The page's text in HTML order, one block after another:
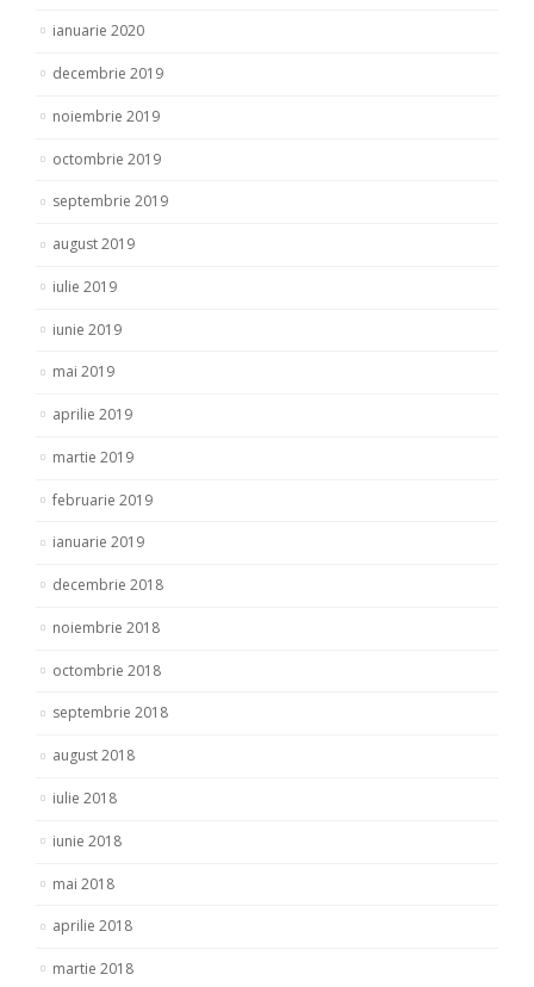
ianuarie 2020
decembrie 2019
noiembrie 2019
octombrie 2019
septembrie 2019
august 2019
iulie 2019
iunie 2019
mai 2019
aprilie 2019
martie 2019
februarie 2019
ianuarie 2019
decembrie 2018
noiembrie 2018
octombrie 2018
septembrie 2018
august 2018
iulie 2018
iunie 2018
mai 2018
aprilie 2018
martie 2018